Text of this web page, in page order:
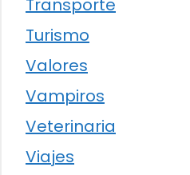
Transporte
Turismo
Valores
Vampiros
Veterinaria
Viajes